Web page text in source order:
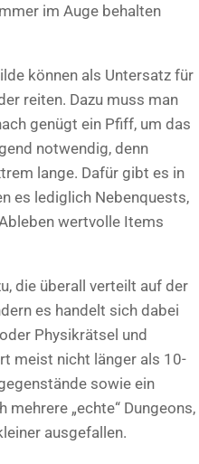
im Auge behalten
können als Untersatz für
reiten. Dazu muss man
genügt ein Pfiff, um das
notwendig, denn
lange. Dafür gibt es in
es lediglich Nebenquests,
wertvolle Items
die überall verteilt auf der
es handelt sich dabei
Physikrätsel und
meist nicht länger als 10-
sowie ein
„echte“ Dungeons,
ausgefallen.